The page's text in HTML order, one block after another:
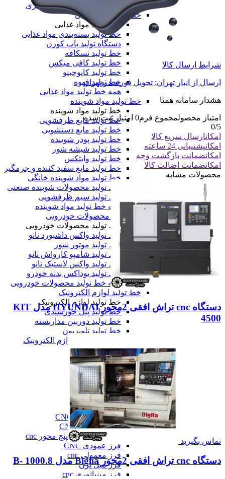
همه دستگاه های تولید پلیمری
خط تولید مواد غذایی
خط تولید مواد غذایی
خط تولید بسته‌بندی مواد غذایی
دستگاه تولید پاپ کورن
خط تولید نسکافه
خط تولید کافی میکس
خط تولید کاپوچینو
خط تولید قهوه
همه خط تولید مواد غذایی
خط تولید مواد شوینده
خط تولید مواد شوینده
خط تولید مایع ظرفشویی
خط تولید مایع دستشویی
خط تولید پودر شوینده
خط تولید شیشه شور
خط تولید وایتکس
خط تولید مایع سفید کننده و جرمگیر
خط تولید مواد شوینده خانگی
خط تولید محصولات شوینده صنعتی
خط تولید سیم ظرفشویی
همه خط تولید مواد شوینده
خط تولید محصولات خودرویی
خط تولید محصولات خودرویی
خط تولید واکس داشبورد نانو
خط تولید موتور شور
خط تولید شامپو کارواش نانو
خط تولید واکس لاستیک نانو
خط تولید یوداکس بدنه خودرو
همه خط تولید محصولات خودرویی
خط تولید لوازم الکترونیک
خط تولید لوازم الکترونیک
خط تولید پنل خورشیدی
خط تولید دوربین مداربسته
خط تولید تلویزیون
همه خط تولید لوازم الکترونیک
همه دستگاه های تولید
ماشین آلات صنعتی
ماشین آلات صنعتی
فرز cnc
فرز cnc
فرز افقی CNC
فرز بورینگ cnc
فرز دروازه ای CNC
فرز دنده زنی CNC
فرز سه، چهار و پنج محور cnc
فرز عمودی CNC
فرز معمولی cnc
فرز میل ترن
فرز مینیاتوری cnc
شرایط ارسال کالا
ارسال از انبار تهران: تحویل فوری در تهران
هشدار سامانه همتا
امتیاز محصولمجموع فرم0 امتیاز ثبت شده
0/5
امکانارسال سریع کالا
امکانپشتیبانی 24 ساعته
امکانضمانت بازگشت وجه
امکانضمانت اضالت کالا
محصولات مشابه
دستگاه cnc تراش افقی 2محور HYUNDAI مدل KIT
4500
تماس بگیرید
دستگاه cnc تراش افقی 2محور Biglia مدل B- 1000.8